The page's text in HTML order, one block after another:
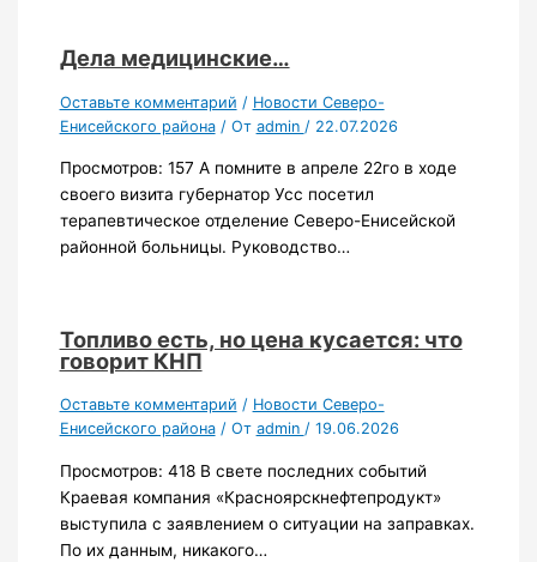
Дела медицинские…
Оставьте комментарий / Новости Северо-
Енисейского района/ От admin / 22.07.2026
Просмотров: 157 А помните в апреле 22го в ходе
своего визита губернатор Усс посетил
терапевтическое отделение Северо-Енисейской
районной больницы. Руководство…
Топливо есть, но цена кусается: что
говорит КНП
Оставьте комментарий / Новости Северо-
Енисейского района/ От admin / 19.06.2026
Просмотров: 418 В свете последних событий
Краевая компания «Красноярскнефтепродукт»
выступила с заявлением о ситуации на заправках.
По их данным, никакого…